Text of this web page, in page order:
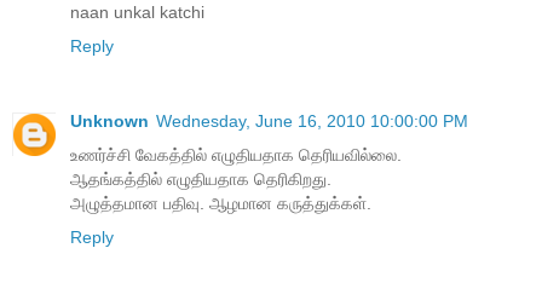
naan unkal katchi
Reply
Unknown Wednesday, June 16, 2010 10:00:00 PM
உணர்ச்சி வேகத்தில் எழுதியதாக தெரியவில்லை.
ஆதங்கத்தில் எழுதியதாக தெரிகிறது.
அழுத்தமான பதிவு. ஆழமான கருத்துக்கள்.
Reply